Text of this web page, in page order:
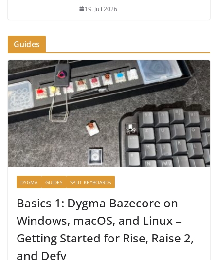
19. Juli 2026
Guides
DYGMA GUIDES SPLIT KEYBOARDS
Basics 1: Dygma Bazecore on
Windows, macOS, and Linux –
Getting Started for Rise, Raise 2,
and Defy